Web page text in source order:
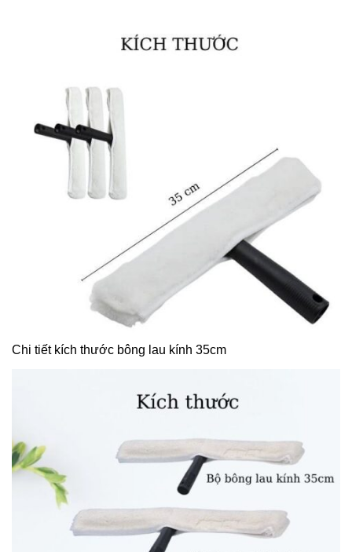
Chi tiết kích thước bông lau kính 35cm